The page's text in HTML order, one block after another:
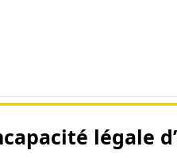
légale